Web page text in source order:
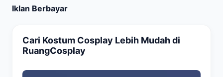
Iklan Berbayar
Cari Kostum Cosplay Lebih Mudah di
RuangCosplay